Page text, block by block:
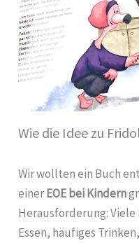
Wie die Idee zu
Wir wollten ein Buch
einerEOE bei Kindern
Herausforderung:
Essen, häufiges